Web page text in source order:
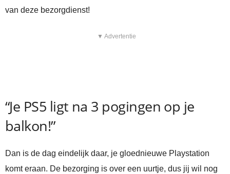
van deze bezorgdienst!
▼ Advertentie
“Je PS5 ligt na 3 pogingen op je
balkon!”
Dan is de dag eindelijk daar, je gloednieuwe Playstation
komt eraan. De bezorging is over een uurtje, dus jij wil nog